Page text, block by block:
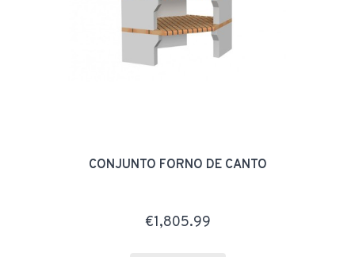
CONJUNTO FORNO DE CANTO
€1,805.99